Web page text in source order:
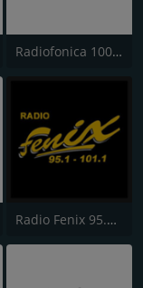
Radiofonica 100.7 FM
Radio Fenix 95.1 FM